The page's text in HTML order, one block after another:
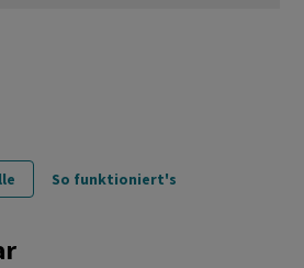
So funktioniert's